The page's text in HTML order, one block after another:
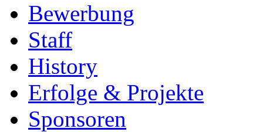
Bewerbung
Staff
History
Erfolge & Projekte
Sponsoren